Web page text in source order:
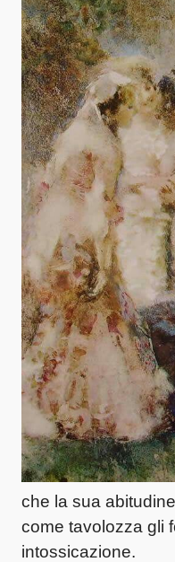
che la sua
come tavolozza gli
intossicazione.